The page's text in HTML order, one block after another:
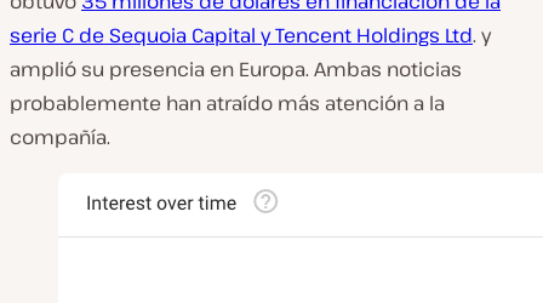
serie C de Sequoia Capital y Tencent Holdings Ltd. y
amplió su presencia en Europa. Ambas noticias
probablemente han atraído más atención a la
compañía.